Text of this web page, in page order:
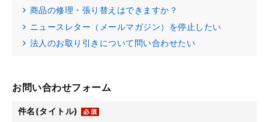
商品の修理・張り替えはできますか？
ニュースレター（メールマガジン）を停止したい
法人のお取り引きについて問い合わせたい
お問い合わせフォーム
件名(タイトル)